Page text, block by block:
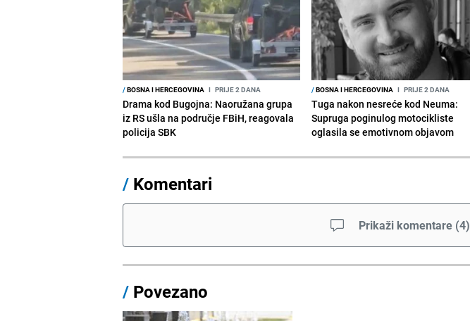
/BOSNA I HERCEGOVINA I PRIJE 2 DANA
Drama kod Bugojna: Naoružana grupa
iz RS ušla na područje FBiH, reagovala
policija SBK
/BOSNA I HERCEGOVINA I PRIJE 2 DANA
Tuga nakon nesreće kod Neuma:
Supruga poginulog motocikliste
oglasila se emotivnom objavom
/ Komentari
Prikaži komentare (4)
/ Povezano